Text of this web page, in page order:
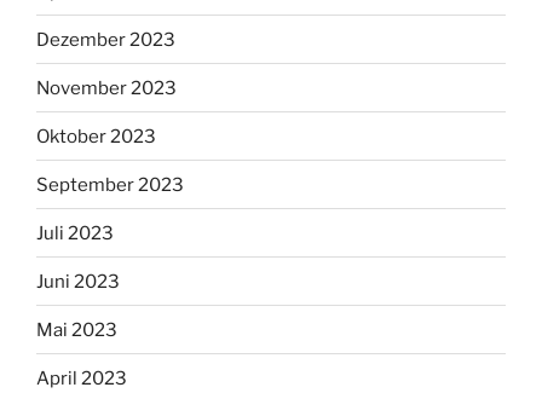
Dezember 2023
November 2023
Oktober 2023
September 2023
Juli 2023
Juni 2023
Mai 2023
April 2023